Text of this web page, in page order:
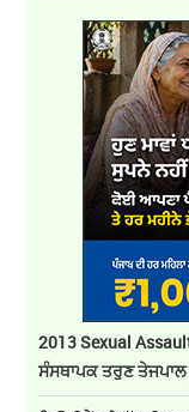
2013 Sexual
ਸੰਸਥਾਪਕ ਤਰੁਣ